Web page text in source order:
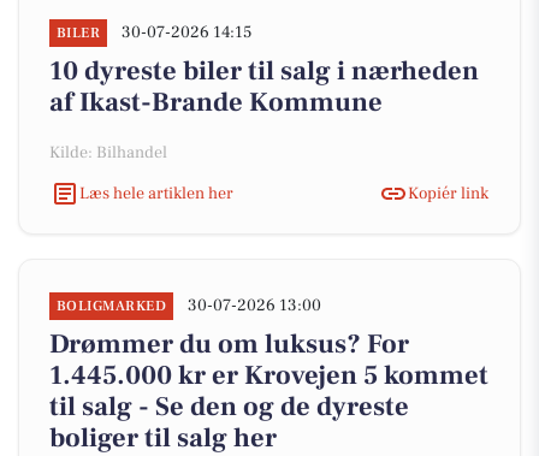
BILER 30-07-2026 14:15
10 dyreste biler til salg i nærheden
af Ikast-Brande Kommune
Kilde: Bilhandel
Læs hele artiklen her
Kopiér link
BOLIGMARKED 30-07-2026 13:00
Drømmer du om luksus? For
1.445.000 kr er Krovejen 5 kommet
til salg - Se den og de dyreste
boliger til salg her